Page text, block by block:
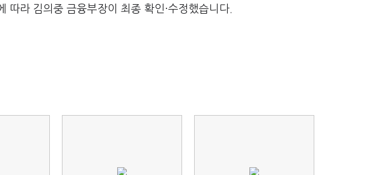
따라 김의중 금융부장이 최종 확인·수정했습니다.